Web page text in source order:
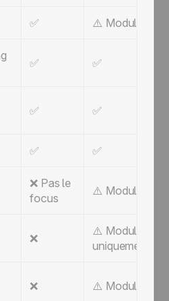
✅ ⚠️ Module
✅ ✅
✅ ✅
✅ ✅
❌ Pas le
focus
⚠️ Module
❌
⚠️ Module
uniquement
❌ ⚠️ Module